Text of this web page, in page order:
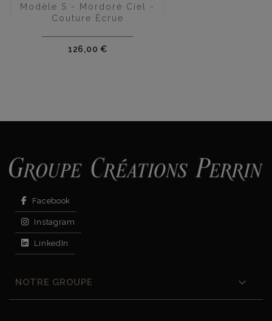
Modèle S - Mordoré Ciel -
Couture Écrue
Prix
126,00 €
Facebook
Instagram
LinkedIn
NOTRE GROUPE 